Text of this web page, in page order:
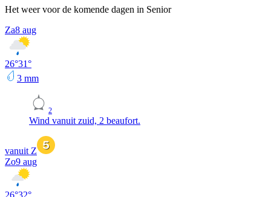
Het weer voor de komende dagen in Senior
Za8 aug
26°31°
3 mm
2
Wind vanuit zuid, 2 beaufort.
vanuit Z
Zo9 aug